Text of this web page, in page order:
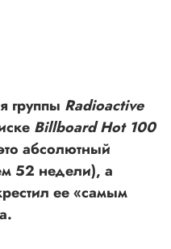
группы Radioactive
Billboard Hot 100
абсолютный
52 недели), а
ее «самым